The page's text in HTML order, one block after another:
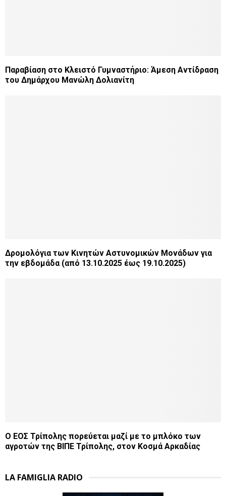
Παραβίαση στο Κλειστό Γυμναστήριο: Άμεση Αντίδραση
του Δημάρχου Μανώλη Δολιανίτη
Δρομολόγια των Κινητών Αστυνομικών Μονάδων για
την εβδομάδα (από 13.10.2025 έως 19.10.2025)
Ο ΕΟΣ Τρίπολης πορεύεται μαζί με το μπλόκο των
αγροτών της ΒΙΠΕ Τρίπολης, στον Κοσμά Αρκαδίας
LA FAMIGLIA RADIO